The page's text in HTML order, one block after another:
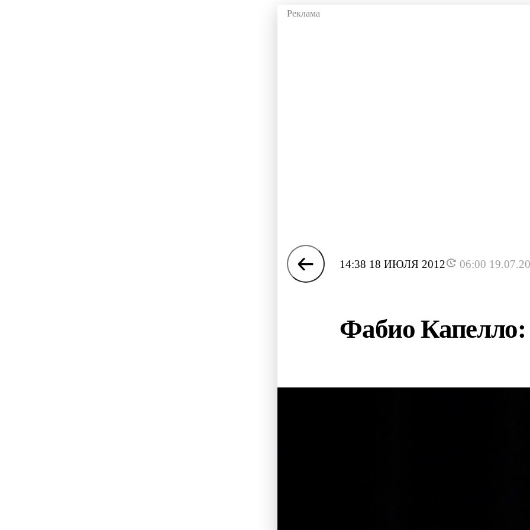
14:38 18 ИЮЛЯ 2012 06:00
Фабио Капелло: